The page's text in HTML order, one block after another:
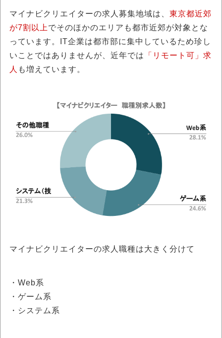
マイナビクリエイターの求人募集地域は、 東京都近郊
が7割以上 でそのほかのエリアも都市近郊が対象とな
っています。IT企業は都市部に集中しているため珍し
いことではありませんが、近年では
「リモート可」求
人 も増えています。
マイナビクリエイターの求人職種は大きく分けて
・Web系
・ゲーム系
・システム系